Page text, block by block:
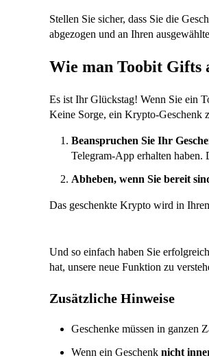
Stellen Sie sicher, dass Sie die
abgezogen und an Ihren
Wie man Toobit Gifts
Es ist Ihr Glückstag! Wenn Sie ein
Keine Sorge, ein Krypto-Geschenk
Beanspruchen Sie Ihr
Telegram-App erhalten haben.
Abheben, wenn Sie bereit
Das geschenkte Krypto wird in
Und so einfach haben Sie
hat, unsere neue Funktion zu
Zusätzliche Hinweise
Geschenke müssen in ganzen
Wenn ein Geschenk nicht